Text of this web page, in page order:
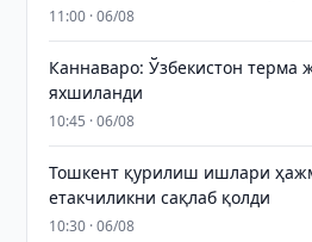
11:00 · 06/08
Каннаваро: Ўзбекистон терма
яхшиланди
10:45 · 06/08
Тошкент қурилиш ишлари
етакчиликни сақлаб қолди
10:30 · 06/08